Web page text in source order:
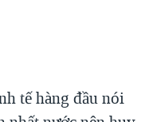
tế hàng đầu nói